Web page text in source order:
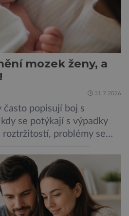
mozek ženy, a
31.7.2026
často popisují boj s
kdy se potýkají s výpadky
roztržitostí, problémy se
dobu připisovány
stresu při péči o
však ukazuje, že za tím
vyvolané těhotenstvím!
mlha, v angličtině […]